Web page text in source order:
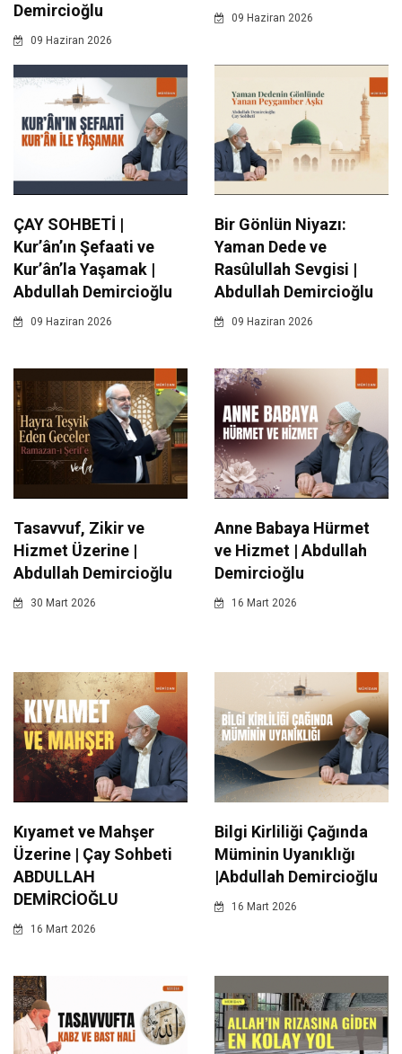
Demircioğlu
09 Haziran 2026
09 Haziran 2026
ÇAY SOHBETİ |
Kur’ân’ın Şefaati ve
Kur’ân’la Yaşamak |
Abdullah Demircioğlu
09 Haziran 2026
Bir Gönlün Niyazı:
Yaman Dede ve
Rasûlullah Sevgisi |
Abdullah Demircioğlu
09 Haziran 2026
Tasavvuf, Zikir ve
Hizmet Üzerine |
Abdullah Demircioğlu
30 Mart 2026
Anne Babaya Hürmet
ve Hizmet | Abdullah
Demircioğlu
16 Mart 2026
Kıyamet ve Mahşer
Üzerine | Çay Sohbeti
ABDULLAH
DEMİRCİOĞLU
16 Mart 2026
Bilgi Kirliliği Çağında
Müminin Uyanıklığı
|Abdullah Demircioğlu
16 Mart 2026